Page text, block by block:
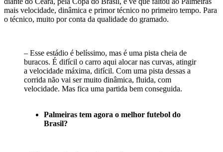
mais velocidade, dinâmica e primor técnico no primeiro tempo. Para
o técnico, muito por conta da qualidade do gramado.
– Esse estádio é belíssimo, mas é uma pista cheia de
buracos. É difícil o carro aqui alocar nas curvas, atingir
a velocidade máxima, difícil. Com uma pista dessas a
corrida não vai ser muito dinâmica, fluida, com
velocidade. Mas fica uma partida bem conseguida.
Palmeiras tem agora o melhor futebol do
Brasil?